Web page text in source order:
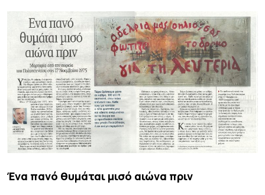
Ένα πανό θυμάται μισό αιώνα πριν